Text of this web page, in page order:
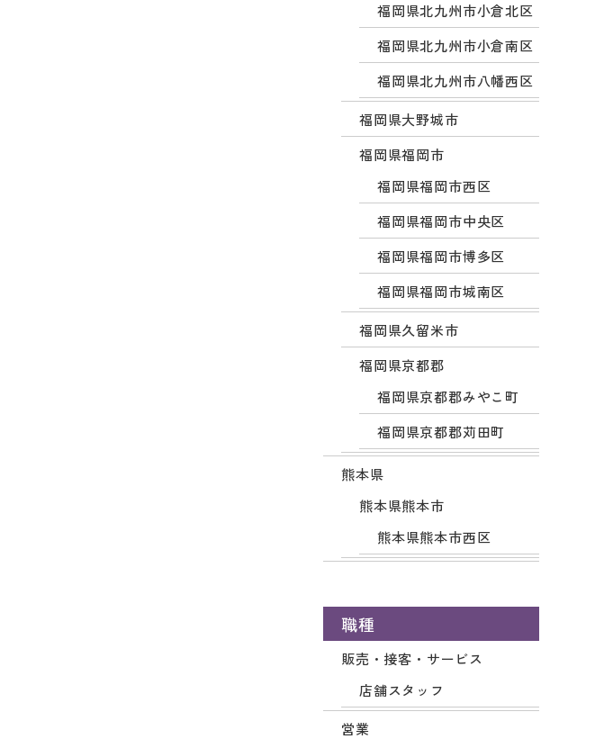
福岡県北九州市小倉北区
福岡県北九州市小倉南区
福岡県北九州市八幡西区
福岡県大野城市
福岡県福岡市
福岡県福岡市西区
福岡県福岡市中央区
福岡県福岡市博多区
福岡県福岡市城南区
福岡県久留米市
福岡県京都郡
福岡県京都郡みやこ町
福岡県京都郡苅田町
熊本県
熊本県熊本市
熊本県熊本市西区
職種
販売・接客・サービス
店舗スタッフ
営業